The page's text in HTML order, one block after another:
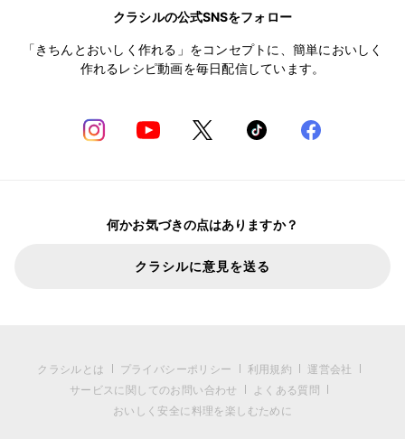
クラシルの公式SNSをフォロー
「きちんとおいしく作れる」をコンセプトに、簡単においしく
作れるレシピ動画を毎日配信しています。
何かお気づきの点はありますか？
クラシルに意見を送る
クラシルとは プライバシーポリシー 利用規約
運営会社
サービスに関してのお問い合わせ
よくある質問
おいしく安全に料理を楽しむために